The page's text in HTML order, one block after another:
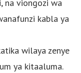
na viongozi wa
kabla ya
wilaya zenye
ya kitaaluma.